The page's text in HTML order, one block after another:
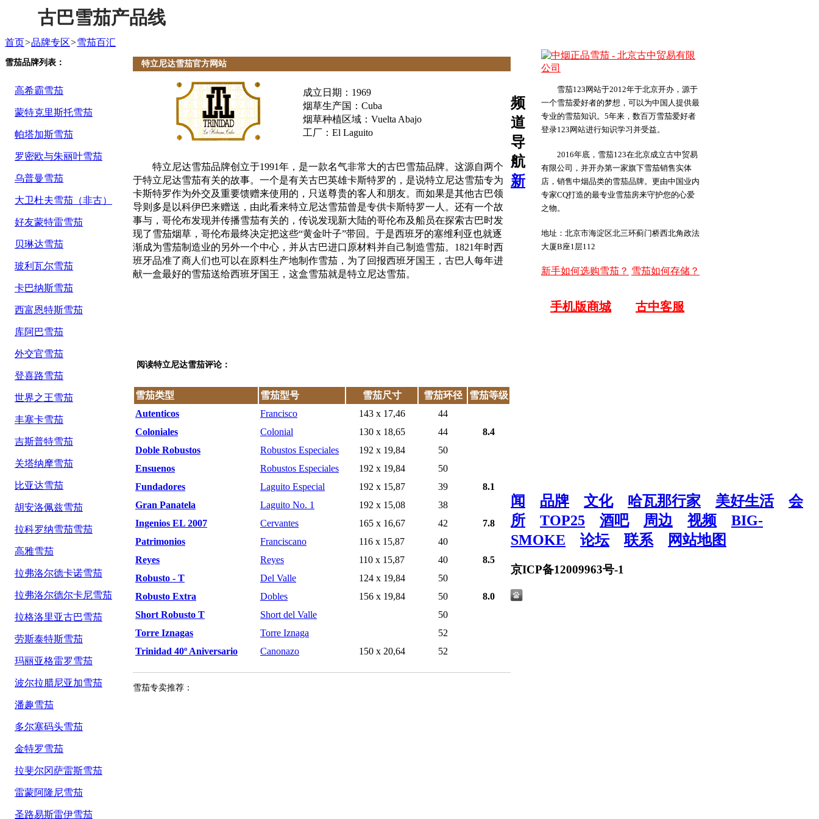
古巴雪茄产品线
首页>品牌专区>雪茄百汇
雪茄品牌列表：
高希霸雪茄
蒙特克里斯托雪茄
帕塔加斯雪茄
罗密欧与朱丽叶雪茄
乌普曼雪茄
大卫杜夫雪茄（非古）
好友蒙特雷雪茄
贝琳达雪茄
玻利瓦尔雪茄
卡巴纳斯雪茄
西富恩特斯雪茄
库阿巴雪茄
外交官雪茄
登喜路雪茄
世界之王雪茄
丰塞卡雪茄
吉斯普特雪茄
关塔纳摩雪茄
比亚达雪茄
胡安洛佩兹雪茄
拉科罗纳雪茄雪茄
高雅雪茄
拉弗洛尔德卡诺雪茄
拉弗洛尔德尔卡尼雪茄
拉格洛里亚古巴雪茄
劳斯泰特斯雪茄
玛丽亚格雷罗雪茄
波尔拉腊尼亚加雪茄
潘趣雪茄
多尔塞码头雪茄
金特罗雪茄
拉斐尔冈萨雷斯雪茄
雷蒙阿隆尼雪茄
圣路易斯雷伊雪茄
特立尼达雪茄官方网站
成立日期：1969
烟草生产国：Cuba
烟草种植区域：Vuelta Abajo
工厂：El Laguito
特立尼达雪茄品牌创立于1991年，是一款名气非常大的古巴雪茄品牌。这源自两个
于特立尼达雪茄有关的故事。一个是有关古巴英雄卡斯特罗的，是说特立尼达雪茄专为
卡斯特罗作为外交及重要馈赠来使用的，只送尊贵的客人和朋友。而如果是其他古巴领
导则多是以科伊巴来赠送，由此看来特立尼达雪茄曾是专供卡斯特罗一人。还有一个故
事与，哥伦布发现并传播雪茄有关的，传说发现新大陆的哥伦布及船员在探索古巴时发
现了雪茄烟草，哥伦布最终决定把这些“黄金叶子”带回。于是西班牙的塞维利亚也就逐
渐成为雪茄制造业的另外一个中心，并从古巴进口原材料并自己制造雪茄。1821年时西
班牙品准了商人们也可以在原料生产地制作雪茄，为了回报西班牙国王，古巴人每年进
献一盒最好的雪茄送给西班牙国王，这盒雪茄就是特立尼达雪茄。
阅读特立尼达雪茄评论：
雪茄类型 雪茄型号 雪茄尺寸 雪茄环径
雪茄等级
Autenticos
Francisco 143 x 17,46
44
Coloniales
Colonial 130 x 18,65 44
8.4
Doble Robustos
Robustos Especiales 192 x 19,84
50
Ensuenos
Robustos Especiales 192 x 19,84
50
Fundadores
Laguito Especial 192 x 15,87 39
8.1
Gran Panatela
Laguito No. 1 192 x 15,08
38
Ingenios EL 2007
Cervantes 165 x 16,67 42
7.8
Patrimonios
Franciscano 116 x 15,87
40
Reyes
Reyes 110 x 15,87 40
8.5
Robusto - T
Del Valle 124 x 19,84
50
Robusto Extra
Dobles 156 x 19,84 50
8.0
Short Robusto T
Short del Valle
50
Torre Iznagas
Torre Iznaga
52
Trinidad 40º Aniversario
Canonazo 150 x 20,64 52
雪茄专卖推荐：
雪茄123网站于2012年于北京开办，源于
一个雪茄爱好者的梦想，可以为中国人提供最
专业的雪茄知识。5年来，数百万雪茄爱好者
登录123网站进行知识学习并受益。
2016年底，雪茄123在北京成立古中贸易
有限公司，并开办第一家旗下雪茄销售实体
店，销售中烟品类的雪茄品牌。更由中国业内
专家CQ打造的最专业雪茄房来守护您的心爱
之物。
地址：北京市海淀区北三环蓟门桥西北角政法
大厦B座1层112
新手如何选购雪茄？ 雪茄如何存储？
手机版商城 古中客服
频
道
导
航
新
闻 品牌 文化 哈瓦那行家 美好生活
会
所
TOP25 酒吧 周边 视频
BIG-
SMOKE
论坛 联系 网站地图
京ICP备12009963号-1